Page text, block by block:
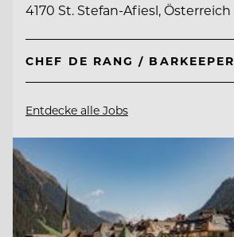
4170 St. Stefan-Afiesl, Österreich
CHEF DE RANG / BARKEEPER
Entdecke alle Jobs